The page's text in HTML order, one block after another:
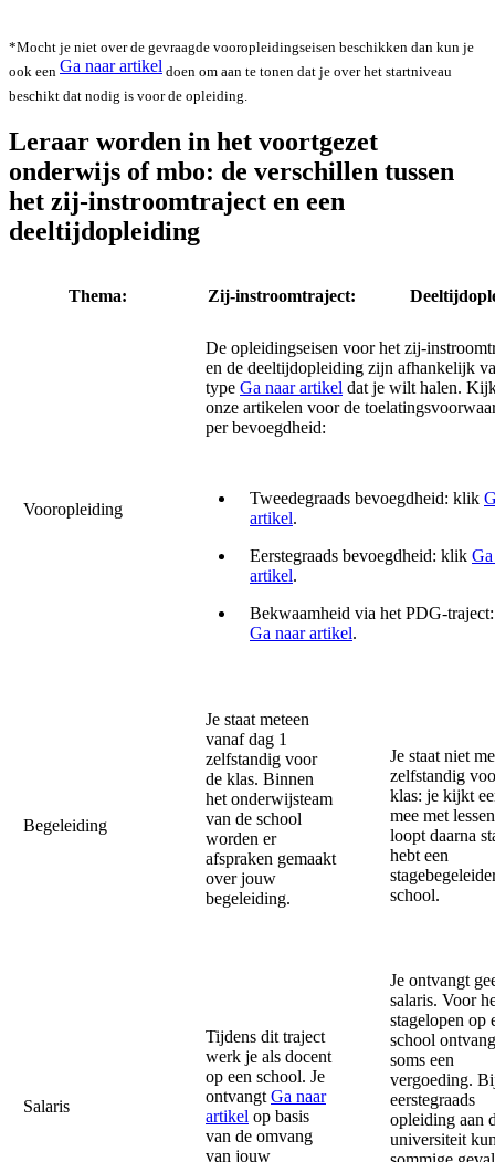
*Mocht je niet over de gevraagde vooropleidingseisen beschikken dan kun je
ook een Ga naar artikel doen om aan te tonen dat je over het startniveau
beschikt dat nodig is voor de opleiding.
Leraar worden in het voortgezet
onderwijs of mbo: de verschillen tussen
het zij-instroomtraject en een
deeltijdopleiding
Thema: Zij-instroomtraject:
Vooropleiding
De opleidingseisen voor het zij-
en de deeltijdopleiding zijn afhankelijk
type Ga naar artikel dat je wilt halen.
onze artikelen voor de
per bevoegdheid:
Tweedegraads bevoegdheid: klik
artikel.
Eerstegraads bevoegdheid: klik
artikel.
Bekwaamheid via het PDG-
Ga naar artikel.
Begeleiding
Je staat meteen
vanaf dag 1
zelfstandig voor
de klas. Binnen
het onderwijsteam
van de school
worden er
afspraken gemaakt
over jouw
begeleiding.
Je staat niet
zelfstandig
klas: je kijkt
mee met
loopt daarna
hebt een
school.
Salaris
Tijdens dit traject
werk je als docent
op een school. Je
ontvangt Ga naar
artikel op basis
van de omvang
van jouw
Je ontvangt
salaris. Voor
stagelopen op
school
soms een
vergoeding.
eerstegraads
opleiding aan
universiteit